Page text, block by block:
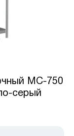
МС-750
серый